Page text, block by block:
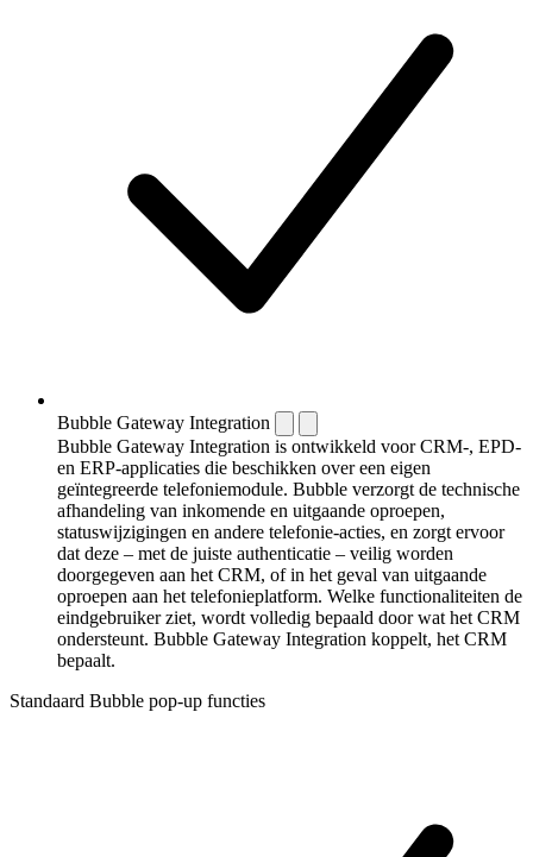
Bubble Gateway Integration
Bubble Gateway Integration is ontwikkeld voor CRM-, EPD-
en ERP-applicaties die beschikken over een eigen
geïntegreerde telefoniemodule. Bubble verzorgt de technische
afhandeling van inkomende en uitgaande oproepen,
statuswijzigingen en andere telefonie-acties, en zorgt ervoor
dat deze – met de juiste authenticatie – veilig worden
doorgegeven aan het CRM, of in het geval van uitgaande
oproepen aan het telefonieplatform. Welke functionaliteiten de
eindgebruiker ziet, wordt volledig bepaald door wat het CRM
ondersteunt. Bubble Gateway Integration koppelt, het CRM
bepaalt.
Standaard Bubble pop-up functies